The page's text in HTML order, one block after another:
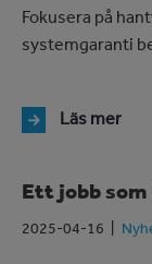
Fokusera på
systemgaranti
Läs mer
Ett jobb
2025-04-16